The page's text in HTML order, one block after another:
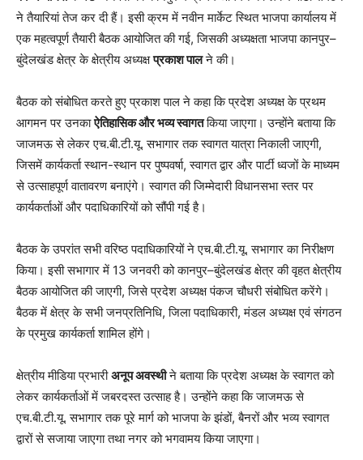
ने तैयारियां तेज कर दी हैं। इसी क्रम में नवीन मार्केट स्थित भाजपा कार्यालय में
एक महत्वपूर्ण तैयारी बैठक आयोजित की गई, जिसकी अध्यक्षता भाजपा कानपुर–
बुंदेलखंड क्षेत्र के क्षेत्रीय अध्यक्षप्रकाश पालने की।
बैठक को संबोधित करते हुए प्रकाश पाल ने कहा कि प्रदेश अध्यक्ष के प्रथम
आगमन पर उनकाऐतिहासिक और भव्य स्वागतकिया जाएगा। उन्होंने बताया कि
जाजमऊ से लेकर एच.बी.टी.यू. सभागार तक स्वागत यात्रा निकाली जाएगी,
जिसमें कार्यकर्ता स्थान-स्थान पर पुष्पवर्षा, स्वागत द्वार और पार्टी ध्वजों के माध्यम
से उत्साहपूर्ण वातावरण बनाएंगे। स्वागत की जिम्मेदारी विधानसभा स्तर पर
कार्यकर्ताओं और पदाधिकारियों को सौंपी गई है।
बैठक के उपरांत सभी वरिष्ठ पदाधिकारियों ने एच.बी.टी.यू. सभागार का निरीक्षण
किया। इसी सभागार में 13 जनवरी को कानपुर–बुंदेलखंड क्षेत्र की वृहत क्षेत्रीय
बैठक आयोजित की जाएगी, जिसे प्रदेश अध्यक्ष पंकज चौधरी संबोधित करेंगे।
बैठक में क्षेत्र के सभी जनप्रतिनिधि, जिला पदाधिकारी, मंडल अध्यक्ष एवं संगठन
के प्रमुख कार्यकर्ता शामिल होंगे।
क्षेत्रीय मीडिया प्रभारीअनूप अवस्थीने बताया कि प्रदेश अध्यक्ष के स्वागत को
लेकर कार्यकर्ताओं में जबरदस्त उत्साह है। उन्होंने कहा कि जाजमऊ से
एच.बी.टी.यू. सभागार तक पूरे मार्ग को भाजपा के झंडों, बैनरों और भव्य स्वागत
द्वारों से सजाया जाएगा तथा नगर को भगवामय किया जाएगा।